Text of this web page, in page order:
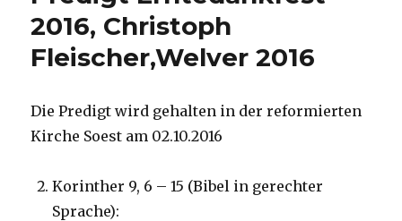
Zugänge,
Rezensionen
von
Christoph
Welver
2016
2016, Christoph
Fleischer,Welver 2016
Die Predigt wird gehalten in der reformierten
Kirche Soest am 02.10.2016
Korinther 9, 6 – 15 (Bibel in gerechter
Sprache):